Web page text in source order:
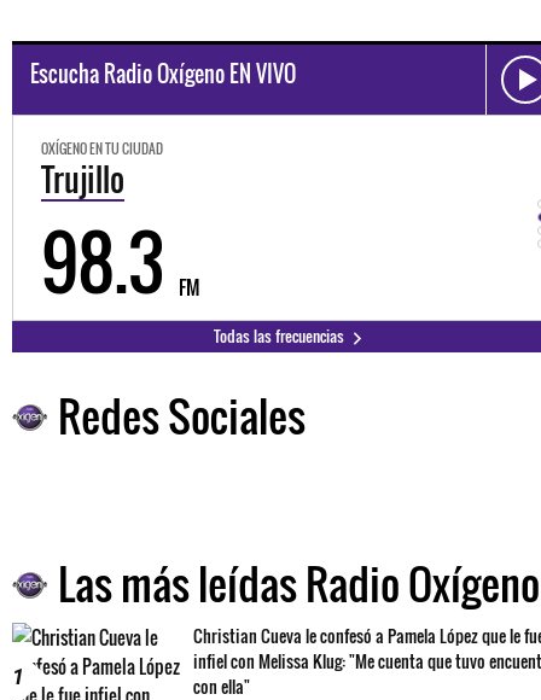
Escucha Radio Oxígeno EN VIVO
OXÍGENO EN TU CIUDAD
Trujillo
98.3 FM
Todas las frecuencias
Redes Sociales
Las más leídas Radio Oxígeno
1
Christian Cueva le confesó a Pamela López que le
infiel con Melissa Klug: "Me cuenta que tuvo
con ella"